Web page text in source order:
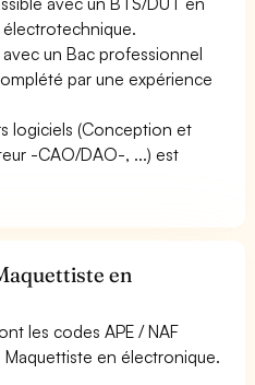
un Bac professionnel
par une expérience
logiciels (Conception et
-CAO/DAO-, ...) est
en
les codes APE / NAF
en électronique.